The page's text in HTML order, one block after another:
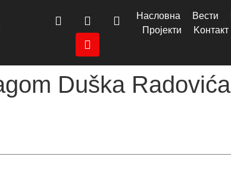
Насловна Вести
Пројекти
Kонтакт
Duška Radovića